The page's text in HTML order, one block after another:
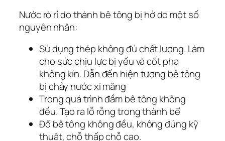
Nước rò rỉ do thành bê tông bị hở do một số
nguyên nhân:
Sử dụng thép không đủ chất lượng. Làm
cho sức chịu lực bị yếu và cốt pha
không kín. Dẫn đến hiện tượng bê tông
bị chảy nước xi măng
Trong quá trình đầm bê tông không
đều. Tạo ra lỗ rỗng trong thành bể
Đổ bê tông không đều, không đúng kỹ
thuật, chỗ thấp chỗ cao.